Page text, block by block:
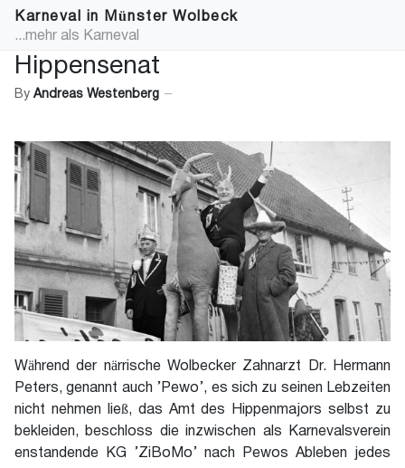
Karneval in Münster Wolbeck
...mehr als Karneval
Hippensenat
By Andreas Westenberg
Während der närrische Wolbecker Zahnarzt Dr. Hermann
Peters, genannt auch ’Pewo’, es sich zu seinen Lebzeiten
nicht nehmen ließ, das Amt des Hippenmajors selbst zu
bekleiden, beschloss die inzwischen als Karnevalsverein
enstandende KG ’ZiBoMo’ nach Pewos Ableben jedes